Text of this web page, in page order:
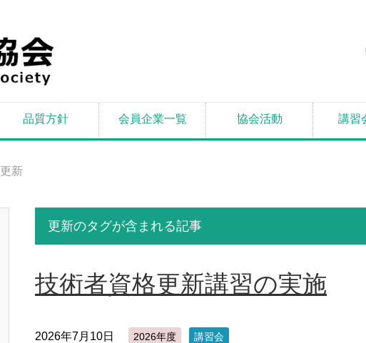
品質方針 会員企業一覧 協会活動 講習
更新
更新のタグが含まれる記事
技術者資格更新講習の実施
2026年7月10日 2026年度 講習会